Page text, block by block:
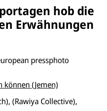
hob die
Erwähnungen
pressphoto
können (Jemen)
(Rawiya Collective),